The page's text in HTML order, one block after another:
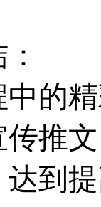
的
传推
到